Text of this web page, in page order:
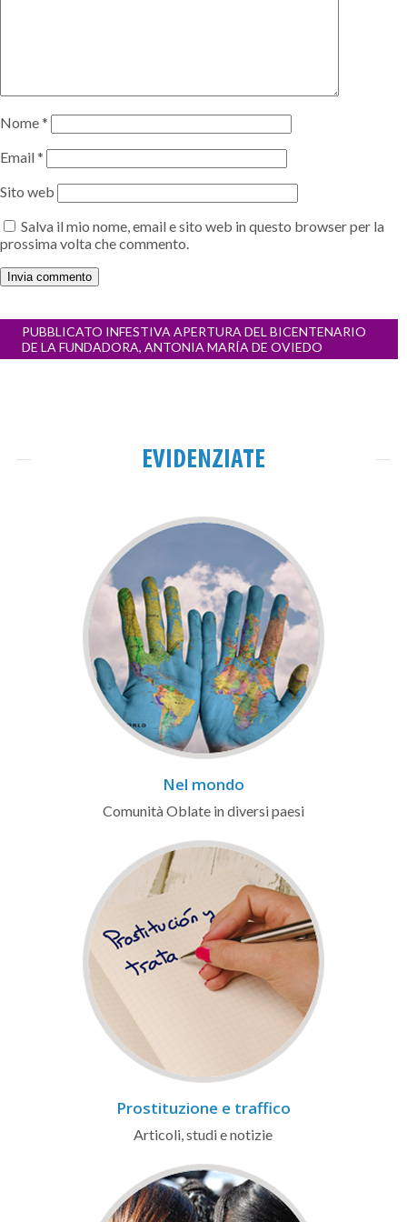
Nome*
Email*
Sito web
Salva il mio nome, email e sito web in questo browser per la
prossima volta che commento.
Navigazione
articoli
PUBBLICATO INFESTIVA APERTURA DEL BICENTENARIO
DE LA FUNDADORA, ANTONIA MARÍA DE OVIEDO
EVIDENZIATE
Nel mondo
Comunità Oblate in diversi paesi
Prostituzione e traffico
Articoli, studi e notizie